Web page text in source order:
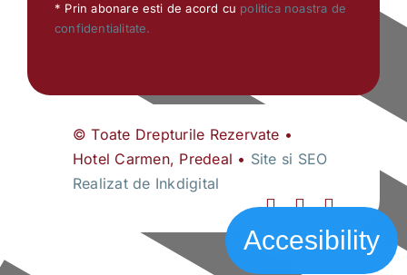
* Prin abonare esti de acord cu politica noastra de
confidentialitate.
© Toate Drepturile Rezervate •
Hotel Carmen, Predeal • Site si SEO
Realizat de Inkdigital
Accesibility